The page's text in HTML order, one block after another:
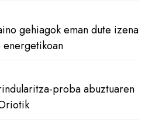
gehiagok eman dute izena
proba abuztuaren